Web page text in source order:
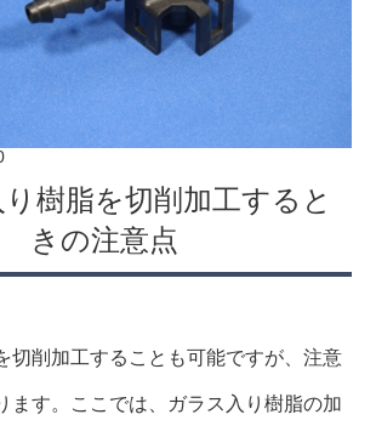
樹脂を切削加工すると
きの注意点
切削加工することも可能ですが、注意
ます。ここでは、ガラス入り樹脂の加